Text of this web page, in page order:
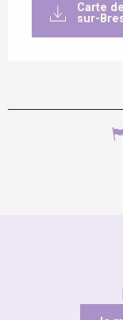
Carte
sur-